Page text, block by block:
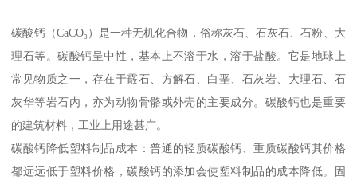
碳酸钙（CaCO₃）是一种无机化合物，俗称灰石、石灰石、石粉、大
理石等。碳酸钙呈中性，基本上不溶于水，溶于盐酸。它是地球上
常见物质之一，存在于霰石、方解石、白垩、石灰岩、大理石、石
灰华等岩石内，亦为动物骨骼或外壳的主要成分。碳酸钙也是重要
的建筑材料，工业上用途甚广。
碳酸钙降低塑料制品成本：普通的轻质碳酸钙、重质碳酸钙其价格
都远远低于塑料价格，碳酸钙的添加会使塑料制品的成本降低。固